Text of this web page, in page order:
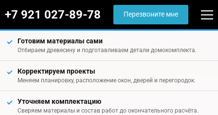
+7 921 027-89-78 Перезвоните мне
Готовим материалы сами
Отбираем древесину и подготавливаем детали домокомплекта.
Корректируем проекты
Меняем планировку, расположение окон, дверей и перегородок.
Уточняем комплектацию
Сверяем материалы и состав работ до окончательного расчёта.